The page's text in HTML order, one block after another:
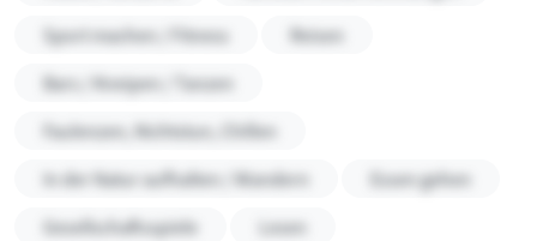
Sport machen / Fitness
Reisen
Bars / Kneipen / Tanzen
Faulenzen, Nichtstun, Chillen
In der Natur aufhalten / Wandern
Essen gehen
Gesellschaftsspiele
Lesen